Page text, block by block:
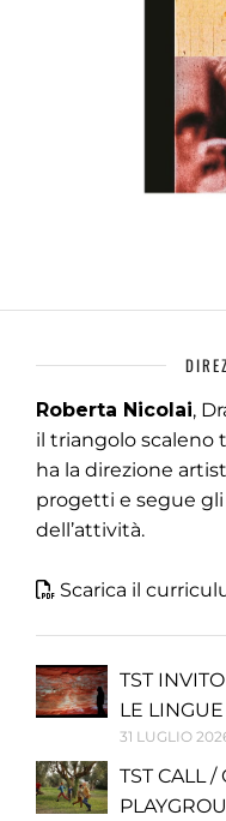
Roberta Nicolai,
il triangolo scaleno
ha la direzione
progetti e segue
dell’attività.
Scarica il
TST
LE
31 LUGLIO
TST CALL /